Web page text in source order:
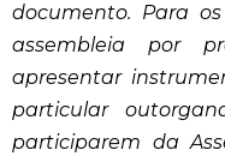
documento. Para
assembleia por
apresentar
particular
participarem da